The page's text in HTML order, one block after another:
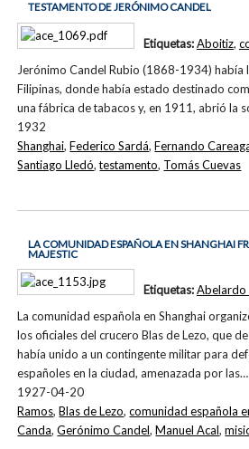
TESTAMENTO DE JERÓNIMO CANDEL
Jerónimo Candel Rubio (1868-1934) había
Filipinas, donde había estado destinado
una fábrica de tabacos y, en 1911, abrió la
1932
Etiquetas:Aboitiz,
Shanghai,Federico Sardá,Fernando
Santiago Lledó,testamento, Tomás Cuevas
LA COMUNIDAD ESPAÑOLA EN SHANGHAI
MAJESTIC
La comunidad española en Shanghai
los oficiales del crucero Blas de Lezo, que
había unido a un contingente militar para
españoles en la ciudad, amenazada por las…
1927-04-20
Etiquetas:Abelardo
Ramos,Blas de Lezo,comunidad española
Canda,Gerónimo Candel,Manuel Acal,